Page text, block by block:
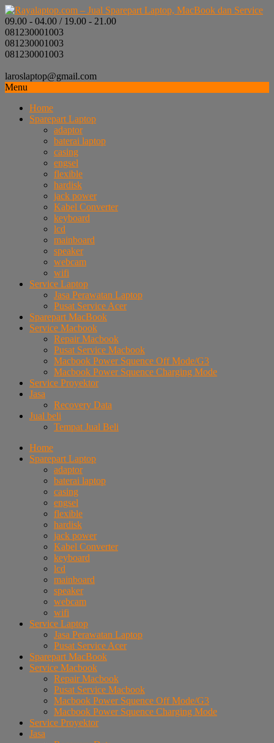
09.00 - 04.00 / 19.00 - 21.00
081230001003
081230001003
081230001003
laroslaptop@gmail.com
Menu
Home
Sparepart Laptop
adaptor
baterai laptop
casing
engsel
flexible
hardisk
jack power
Kabel Converter
keyboard
lcd
mainboard
speaker
webcam
wifi
Service Laptop
Jasa Perawatan Laptop
Pusat Service Acer
Sparepart MacBook
Service Macbook
Repair Macbook
Pusat Service Macbook
Macbook Power Squence Off Mode/G3
Macbook Power Squence Charging Mode
Service Proyektor
Jasa
Recovery Data
Jual beli
Tempat Jual Beli
Home
Sparepart Laptop
adaptor
baterai laptop
casing
engsel
flexible
hardisk
jack power
Kabel Converter
keyboard
lcd
mainboard
speaker
webcam
wifi
Service Laptop
Jasa Perawatan Laptop
Pusat Service Acer
Sparepart MacBook
Service Macbook
Repair Macbook
Pusat Service Macbook
Macbook Power Squence Off Mode/G3
Macbook Power Squence Charging Mode
Service Proyektor
Jasa